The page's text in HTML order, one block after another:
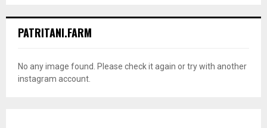
PATRITANI.FARM
No any image found. Please check it again or try with another
instagram account.